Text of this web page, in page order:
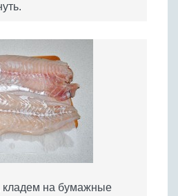
на бумажные